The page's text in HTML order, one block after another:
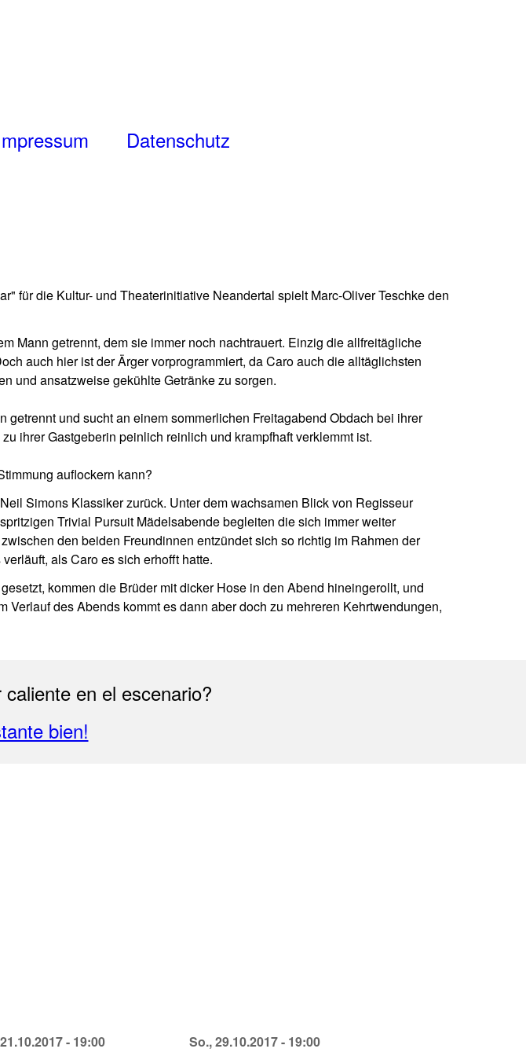
Datenschutz
für die Kultur- und Theaterinitiative Neandertal spielt Marc-Oliver Teschke den
Mann getrennt, dem sie immer noch nachtrauert. Einzig die allfreitägliche
auch hier ist der Ärger vorprogrammiert, da Caro auch die alltäglichsten
und ansatzweise gekühlte Getränke zu sorgen.
und sucht an einem sommerlichen Freitagabend Obdach bei ihrer
ihrer Gastgeberin peinlich reinlich und krampfhaft verklemmt ist.
auflockern kann?
Simons Klassiker zurück. Unter dem wachsamen Blick von Regisseur
Trivial Pursuit Mädelsabende begleiten die sich immer weiter
den beiden Freundinnen entzündet sich so richtig im Rahmen der
als Caro es sich erhofft hatte.
kommen die Brüder mit dicker Hose in den Abend hineingerollt, und
des Abends kommt es dann aber doch zu mehreren Kehrtwendungen,
en el escenario?
bien!
- 19:00
Ein
So., 29.10.2017 - 19:00